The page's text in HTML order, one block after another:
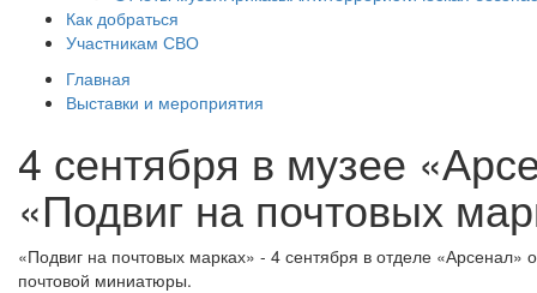
Как добраться
Участникам СВО
Главная
Выставки и мероприятия
4 сентября в музее
«Подвиг на почтовых
«Подвиг на почтовых марках» - 4 сентября в отделе «Арсенал»
почтовой миниатюры.